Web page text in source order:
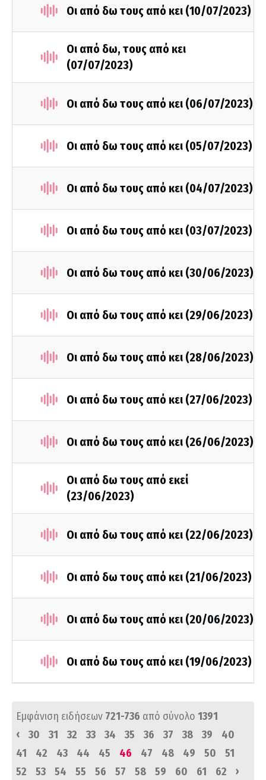
Οι από δω τους από κει (10/07/2023)
Οι από δω, τους από κει
(07/07/2023)
Οι από δω τους από κει (06/07/2023)
Οι από δω τους από κει (05/07/2023)
Οι από δω τους από κει (04/07/2023)
Οι από δω τους από κει (03/07/2023)
Οι από δω τους από κει (30/06/2023)
Οι από δω τους από κει (29/06/2023)
Οι από δω τους από κει (28/06/2023)
Οι από δω τους από κει (27/06/2023)
Οι από δω τους από κει (26/06/2023)
Οι από δω τους από εκεί
(23/06/2023)
Οι από δω τους από κει (22/06/2023)
Οι από δω τους από κει (21/06/2023)
Οι από δω τους από κει (20/06/2023)
Οι από δω τους από κει (19/06/2023)
Εμφάνιση ειδήσεων 721-736 από σύνολο 1391
‹
30 31 32 33 34 35 36 37 38 39
40
41
42 43 44 45 46 47 48 49 50
51
52
53 54 55 56 57 58 59 60 61 62 ›